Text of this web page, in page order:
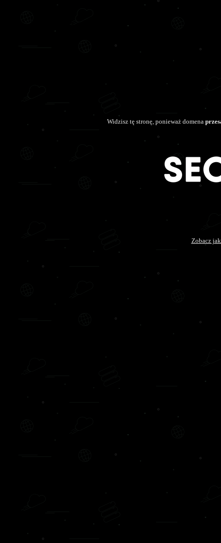
Widzisz tę stronę, ponieważ domena
Zobacz